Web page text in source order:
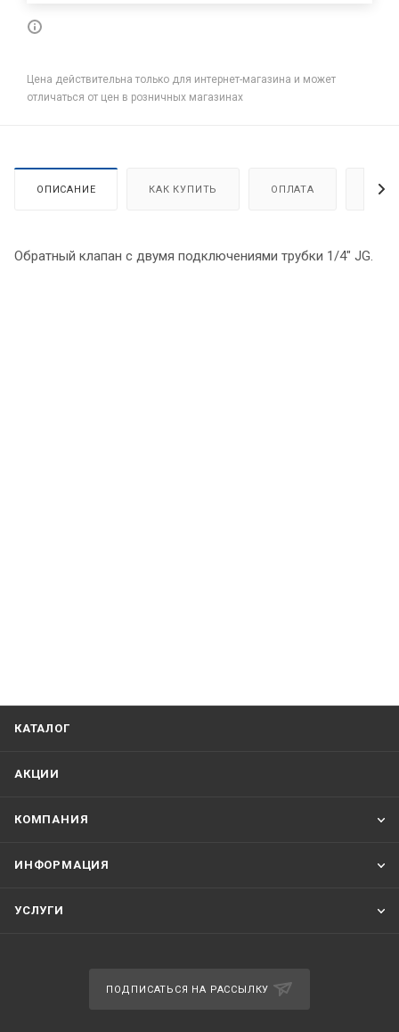
Цена действительна только для интернет-магазина и может
отличаться от цен в розничных магазинах
ОПИСАНИЕ КАК КУПИТЬ ОПЛАТА
Обратный клапан с двумя подключениями трубки 1/4" JG.
КАТАЛОГ
АКЦИИ
КОМПАНИЯ
ИНФОРМАЦИЯ
УСЛУГИ
ПОДПИСАТЬСЯ НА РАССЫЛКУ